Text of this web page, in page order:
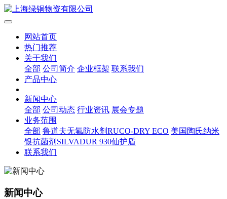
网站首页
热门推荐
关于我们
全部 公司简介 企业框架 联系我们
产品中心
新闻中心
全部 公司动态 行业资讯 展会专题
业务范围
全部 鲁道夫无氟防水剂RUCO-DRY ECO 美国陶氏纳米
银抗菌剂SILVADUR 930仙护盾
联系我们
新闻中心